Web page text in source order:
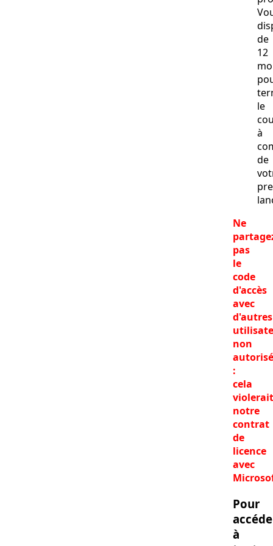
de
12
le
à
de
Ne
pas
le
code
d'accès
avec
d'autres
non
:
cela
violerait
notre
contrat
de
licence
avec
Pour
à